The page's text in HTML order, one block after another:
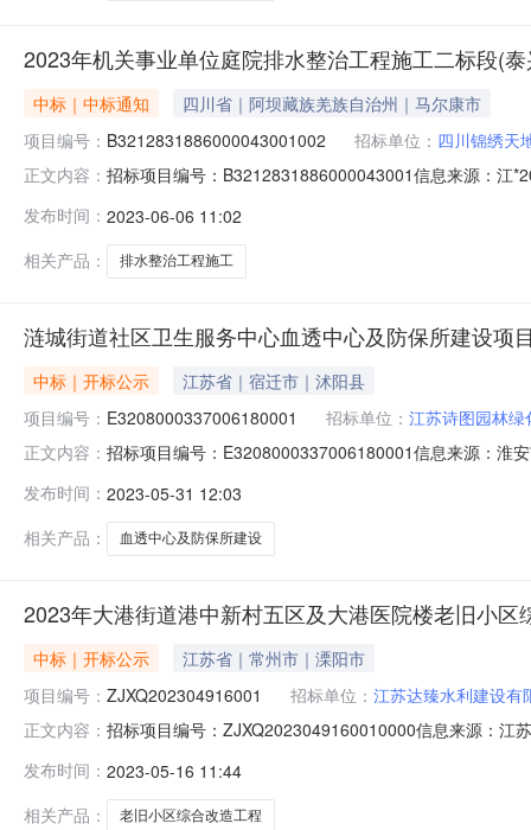
2023年机关事业单位庭院排水整治工程施工二标段(
中标｜中标通知
四川省｜阿坝藏族羌族自治州｜马尔康市
项目编号： B3212831886000043001002 招标单位： 四川锦绣天
正文内容： 招标项目编号：B3212831886000043001信息来源：江
市城市投资发展集团有限公司的2023年机关事业单位庭
发布时间： 2023-06-06 11:02
相关产品：
排水整治工程施工
涟城街道社区卫生服务中心血透中心及防保所建设项
中标｜开标公示
江苏省｜宿迁市｜沭阳县
项目编号： E3208000337006180001 招标单位： 江苏诗图园林
正文内容： 招标项目编号：E3208000337006180001信息来源：淮
报价:12679633.75元/%;工期:180日历天;质量要求:合格;
发布时间： 2023-05-31 12:03
相关产品：
血透中心及防保所建设
2023年大港街道港中新村五区及大港医院楼老旧小区
中标｜开标公示
江苏省｜常州市｜溧阳市
项目编号： ZJXQ202304916001 招标单位： 江苏达臻水利建设有
正文内容： 招标项目编号：ZJXQ2023049160010000信息来源：江
格;保证金金额:0.00元,投标文件递交时间
发布时间： 2023-05-16 11:44
相关产品：
老旧小区综合改造工程